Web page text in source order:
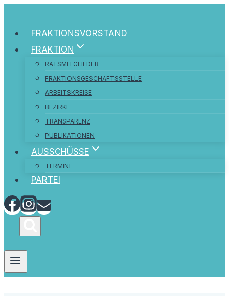
FRAKTIONSVORSTAND
FRAKTION
RATSMITGLIEDER
FRAKTIONSGESCHÄFTSSTELLE
ARBEITSKREISE
BEZIRKE
TRANSPARENZ
PUBLIKATIONEN
AUSSCHÜSSE
TERMINE
PARTEI